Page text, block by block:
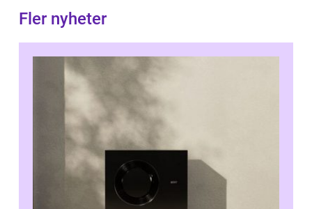
Fler nyheter